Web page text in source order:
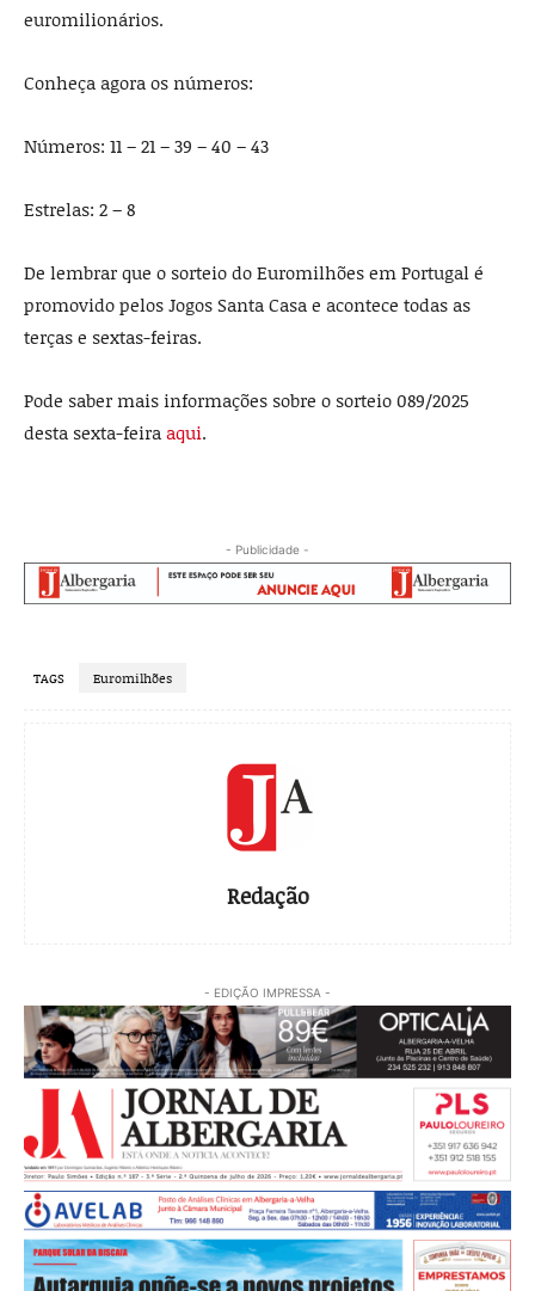
euromilionários.
Conheça agora os números:
Números: 11 – 21 – 39 – 40 – 43
Estrelas: 2 – 8
De lembrar que o sorteio do Euromilhões em Portugal é
promovido pelos Jogos Santa Casa e acontece todas as
terças e sextas-feiras.
Pode saber mais informações sobre o sorteio 089/2025
desta sexta-feira aqui.
- Publicidade -
TAGS Euromilhões
Redação
- EDIÇÃO IMPRESSA -